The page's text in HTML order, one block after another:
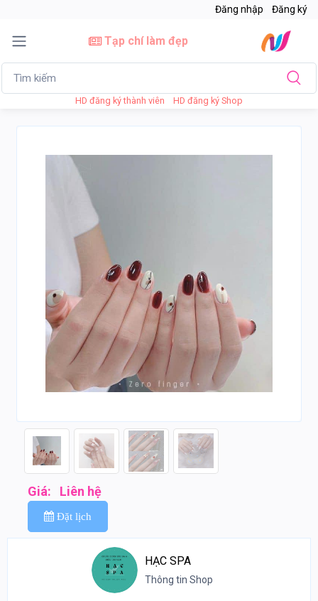
Đăng nhập Đăng ký
Tạp chí làm đẹp
HD đăng ký thành viên HD đăng ký Shop
Giá: Liên hệ
Đặt lịch
HẠC SPA
Thông tin Shop